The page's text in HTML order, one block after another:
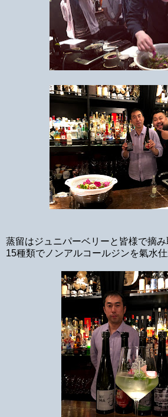
蒸留はジュニパーベリーと皆様で摘
15種類でノンアルコールジンを氣水仕